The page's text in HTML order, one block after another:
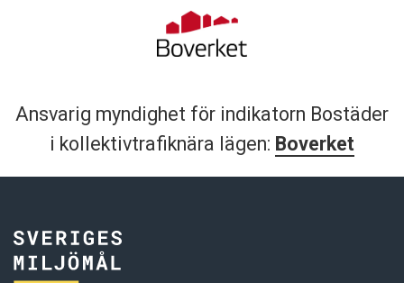
Ansvarig myndighet för indikatorn Bostäder
i kollektivtrafiknära lägen: Boverket